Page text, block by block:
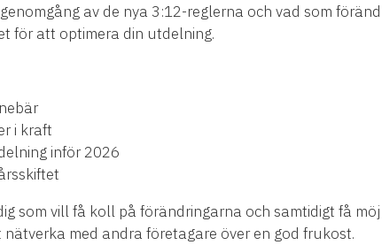
av de nya 3:12-reglerna och vad som
för att optimera din utdelning.
i kraft
inför 2026
som vill få koll på förändringarna och samtidigt få
med andra företagare över en god frukost.